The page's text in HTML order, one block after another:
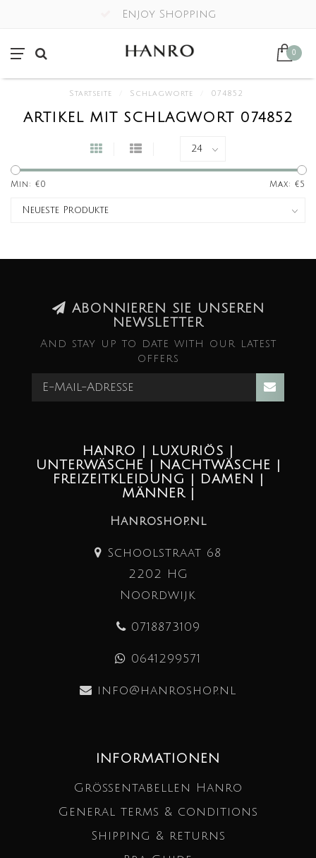
Enjoy Shopping
0
Startseite Schlagworte 074852
ARTIKEL MIT SCHLAGWORT 074852
Min: €0 Max: €5
ABONNIEREN SIE UNSEREN
NEWSLETTER
And stay up to date with our latest
offers
HANRO | LUXURIÖS |
UNTERWÄSCHE | NACHTWÄSCHE |
FREIZEITKLEIDUNG | DAMEN |
MÄNNER |
Hanroshop.nl
Schoolstraat 68
2202 HG
Noordwijk
0718873109
0641299571
info@hanroshop.nl
INFORMATIONEN
Größentabellen Hanro
General terms & conditions
Shipping & returns